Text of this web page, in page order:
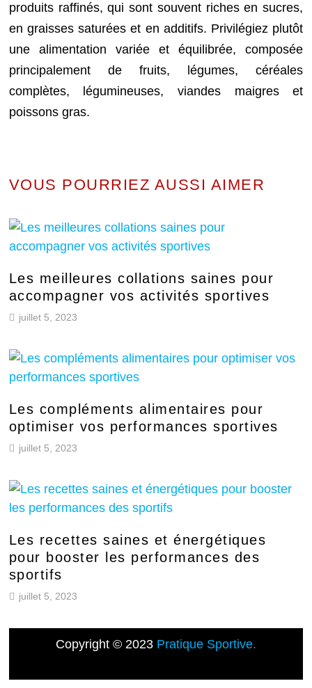
produits raffinés, qui sont souvent riches en sucres,
en graisses saturées et en additifs. Privilégiez plutôt
une alimentation variée et équilibrée, composée
principalement de fruits, légumes, céréales
complètes, légumineuses, viandes maigres et
poissons gras.
VOUS POURRIEZ AUSSI AIMER
Les meilleures collations saines pour
accompagner vos activités sportives
juillet 5, 2023
Les compléments alimentaires pour
optimiser vos performances sportives
juillet 5, 2023
Les recettes saines et énergétiques
pour booster les performances des
sportifs
juillet 5, 2023
Copyright © 2023 Pratique Sportive.